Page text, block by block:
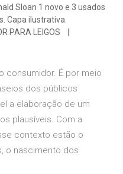
Sloan 1 novo e 3 usados
Capa ilustrativa.
PARA LEIGOS
consumidor. É por meio
dos públicos
a elaboração de um
plausíveis. Com a
contexto estão o
o nascimento dos